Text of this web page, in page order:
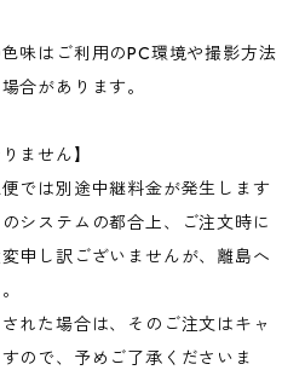
味はご利用のPC環境や撮影方法
合があります。
ません】
では別途中継料金が発生します
システムの都合上、ご注文時に
申し訳ございませんが、離島へ
れた場合は、そのご注文はキャ
ので、予めご了承くださいま